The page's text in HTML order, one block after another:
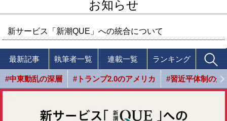
お知らせ
新サービス「新潮QUE」への統合について
最新記事 執筆者一覧 連載一覧 ランキング
#中東動乱の深層 #トランプ2.0のアメリカ #習近平体制の光